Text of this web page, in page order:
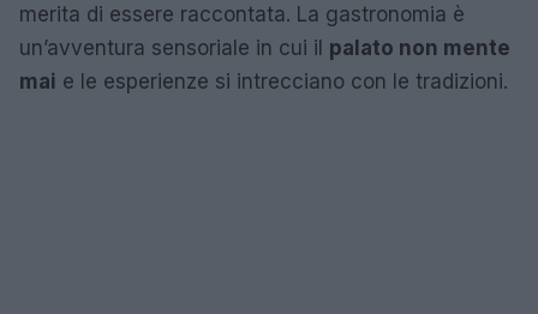
merita di essere raccontata. La gastronomia è
un’avventura sensoriale in cui il palato non mente
mai e le esperienze si intrecciano con le tradizioni.